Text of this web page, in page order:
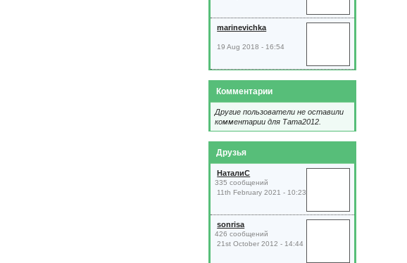
marinevichka
19 Aug 2018 - 16:54
Комментарии
Другие пользователи не оставили
комментарии для Тата2012.
Друзья
НаталиС
335 сообщений
11th February 2021 - 10:23
sonrisa
426 сообщений
21st October 2012 - 14:44